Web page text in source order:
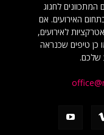
לגולשים המתכוונים לחגוג
האירועים. אם
לאירועים,
כן טיפים שכנראה
שלכם.